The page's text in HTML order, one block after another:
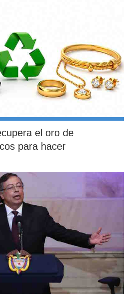
el oro de
para hacer